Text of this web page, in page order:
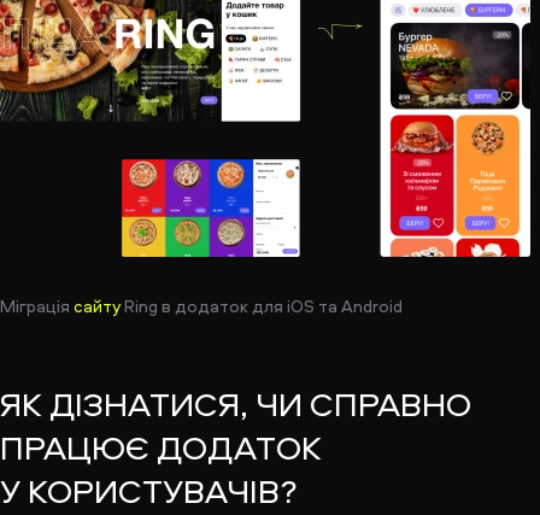
Міграція сайтуRing в додаток для iOS та Android
ЯК ДІЗНАТИСЯ, ЧИ СПРАВНО
ПРАЦЮЄ ДОДАТОК
У КОРИСТУВАЧІВ?